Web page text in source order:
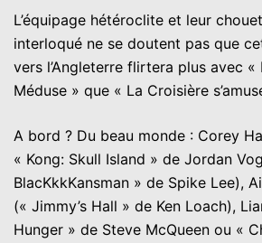
L’équipage hétéroclite et leur
interloqué ne se doutent pas que
vers l’Angleterre flirtera plus avec «
Méduse » que « La Croisière
A bord ? Du beau monde : Corey
« Kong: Skull Island » de Jordan
BlacKkkKansman » de Spike Lee),
(« Jimmy’s Hall » de Ken Loach),
Hunger » de Steve McQueen ou «